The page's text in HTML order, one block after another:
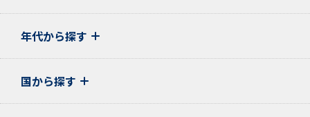
年代から探す
国から探す